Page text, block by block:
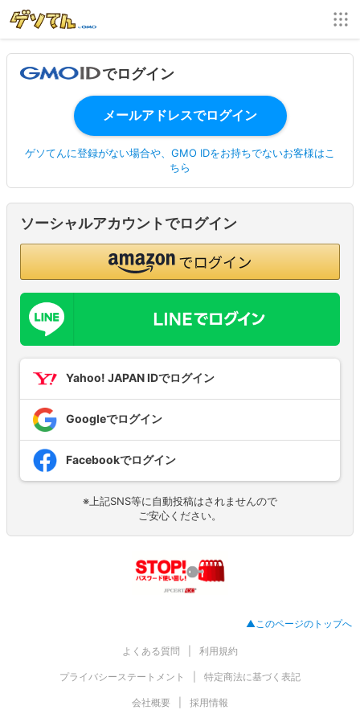
でログイン
ゲソてんに登録がない場合や、GMO IDをお持ちでないお客様はこ
ちら
ソーシャルアカウントでログイン
Yahoo! JAPAN IDでログイン
Googleでログイン
Facebookでログイン
※上記SNS等に自動投稿はされませんので
ご安心ください。
▲このページのトップへ
よくある質問 利用規約
プライバシーステートメント 特定商法に基づく表記
会社概要 採用情報